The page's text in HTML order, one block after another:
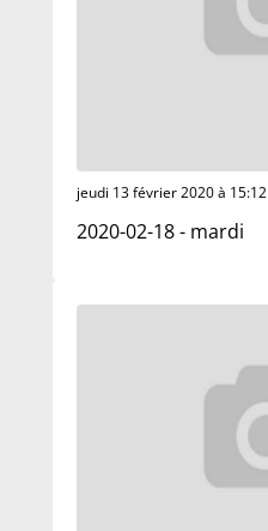
jeudi 13 février 2020 à 15:12
2020-02-18 - mardi